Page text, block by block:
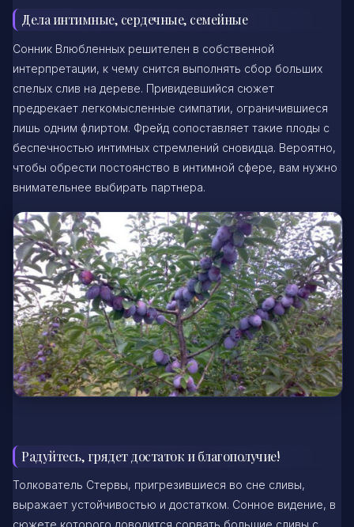
Дела интимные, сердечные, семейные
Сонник Влюбленных решителен в собственной
интерпретации, к чему снится выполнять сбор больших
спелых слив на дереве. Привидевшийся сюжет
предрекает легкомысленные симпатии, ограничившиеся
лишь одним флиртом. Фрейд сопоставляет такие плоды с
беспечностью интимных стремлений сновидца. Вероятно,
чтобы обрести постоянство в интимной сфере, вам нужно
внимательнее выбирать партнера.
Радуйтесь, грядет достаток и благополучие!
Толкователь Стервы, пригрезившиеся во сне сливы,
выражает устойчивостью и достатком. Сонное видение, в